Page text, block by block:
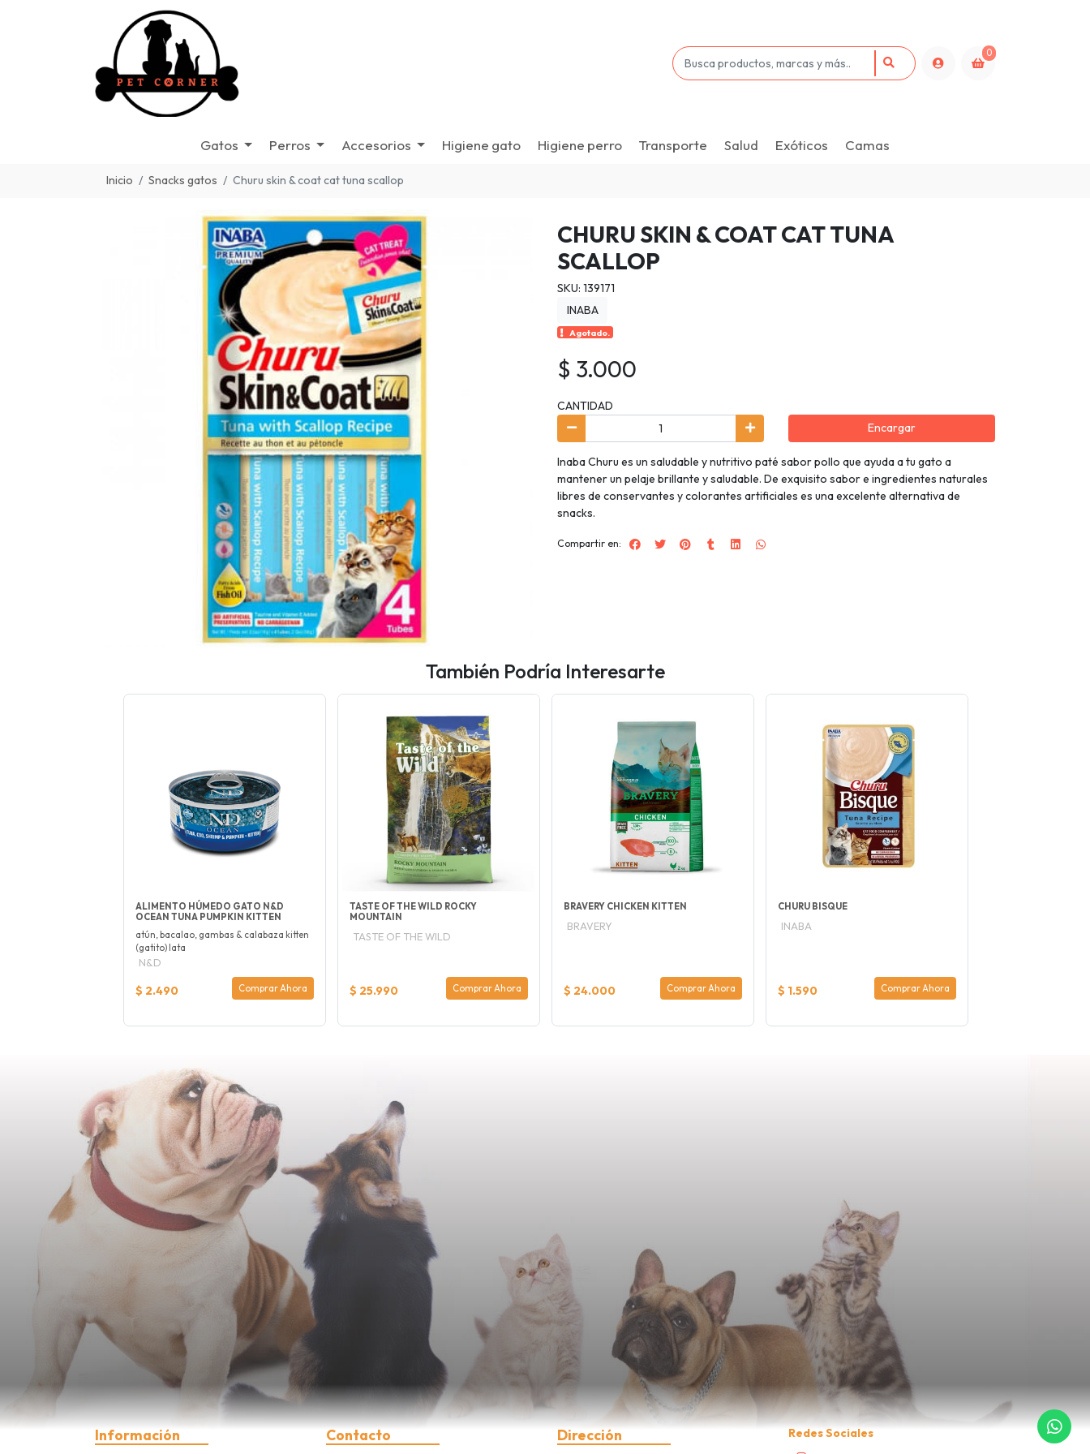
0
Gatos Perros Accesorios Higiene gato Higiene perro Transporte Salud Exóticos Camas
Inicio Snacks gatos Churu skin & coat cat tuna scallop
CHURU SKIN & COAT CAT TUNA
SCALLOP
SKU: 139171
INABA
Agotado.
$ 3.000
CANTIDAD
Encargar
Inaba Churu es un saludable y nutritivo paté sabor pollo que ayuda a tu gato a
mantener un pelaje brillante y saludable. De exquisito sabor e ingredientes naturales
libres de conservantes y colorantes artificiales es una excelente alternativa de
snacks.
Compartir en:
También Podría Interesarte
ALIMENTO HÚMEDO GATO N&D
OCEAN TUNA PUMPKIN KITTEN
atún, bacalao, gambas & calabaza kitten
(gatito) lata
N&D
$ 2.490 Comprar Ahora
TASTE OF THE WILD ROCKY
MOUNTAIN
TASTE OF THE WILD
$ 25.990 Comprar Ahora
BRAVERY CHICKEN KITTEN
BRAVERY
$ 24.000 Comprar Ahora
CHURU BISQUE
INABA
$ 1.590 Comprar Ahora
Información Contacto Dirección Redes Sociales